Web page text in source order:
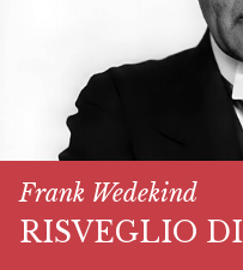
Frank Wedekind
RISVEGLIO